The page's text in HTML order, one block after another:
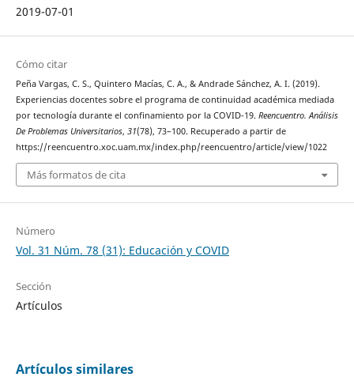
2019-07-01
Cómo citar
Peña Vargas, C. S., Quintero Macías, C. A., & Andrade Sánchez, A. I. (2019).
Experiencias docentes sobre el programa de continuidad académica mediada
por tecnología durante el confinamiento por la COVID-19. Reencuentro. Análisis
De Problemas Universitarios, 31(78), 73–100. Recuperado a partir de
https://reencuentro.xoc.uam.mx/index.php/reencuentro/article/view/1022
Más formatos de cita
Número
Vol. 31 Núm. 78 (31): Educación y COVID
Sección
Artículos
Artículos similares